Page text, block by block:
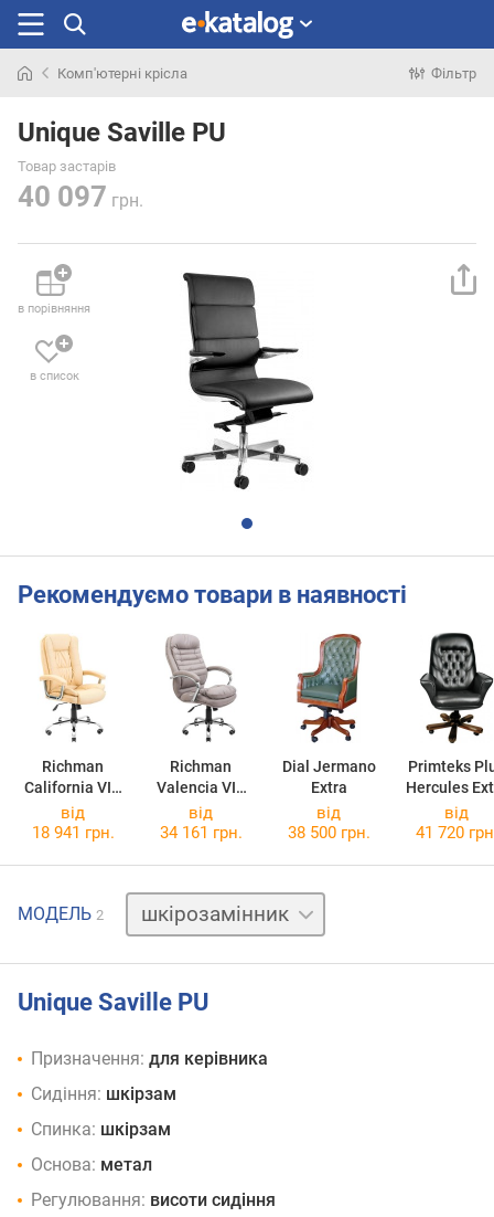
раніше
Комп'ютерні крісла Фільтр
Unique Saville PU
Товар застарів
40 097 грн.
в порівняння
в список
Рекомендуємо товари в наявності
Richman
California VIP
M3 MultiBlock
Richman
Valencia VIP
M3 MultiBlock
Dial Jermano
Extra
Primteks
Hercules
від
18 941 грн.
від
34 161 грн.
від
38 500 грн.
від
41 720
МОДЕЛЬ 2
Unique Saville PU
Призначення: для керівника
Сидіння: шкірзам
Спинка: шкірзам
Основа: метал
Регулювання: висоти сидіння